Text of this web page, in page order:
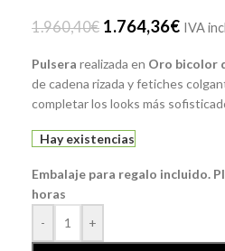
1.960,40€ 1.764,36€ IVA
Pulsera realizada en Oro bicolor
de cadena rizada y fetiches
completar los looks más
Hay existencias
Embalaje para regalo incluido.
horas
-
+